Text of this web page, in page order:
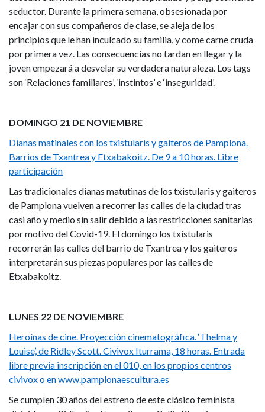
seductor. Durante la primera semana, obsesionada por
encajar con sus compañeros de clase, se aleja de los
principios que le han inculcado su familia, y come carne cruda
por primera vez. Las consecuencias no tardan en llegar y la
joven empezará a desvelar su verdadera naturaleza. Los tags
son ‘Relaciones familiares’, ‘instintos’ e ‘inseguridad’.
DOMINGO 21 DE NOVIEMBRE
Dianas matinales con los txistularis y gaiteros de Pamplona.
Barrios de Txantrea y Etxabakoitz. De 9 a 10 horas. Libre
participación
Las tradicionales dianas matutinas de los txistularis y gaiteros
de Pamplona vuelven a recorrer las calles de la ciudad tras
casi año y medio sin salir debido a las restricciones sanitarias
por motivo del Covid-19. El domingo los txistularis
recorrerán las calles del barrio de Txantrea y los gaiteros
interpretarán sus piezas populares por las calles de
Etxabakoitz.
LUNES 22 DE NOVIEMBRE
Heroínas de cine. Proyección cinematográfica. ‘Thelma y
Louise’, de Ridley Scott. Civivox Iturrama, 18 horas. Entrada
libre previa inscripción en el 010, en los propios centros
civivox o enwww.pamplonaescultura.es
Se cumplen 30 años del estreno de este clásico feminista